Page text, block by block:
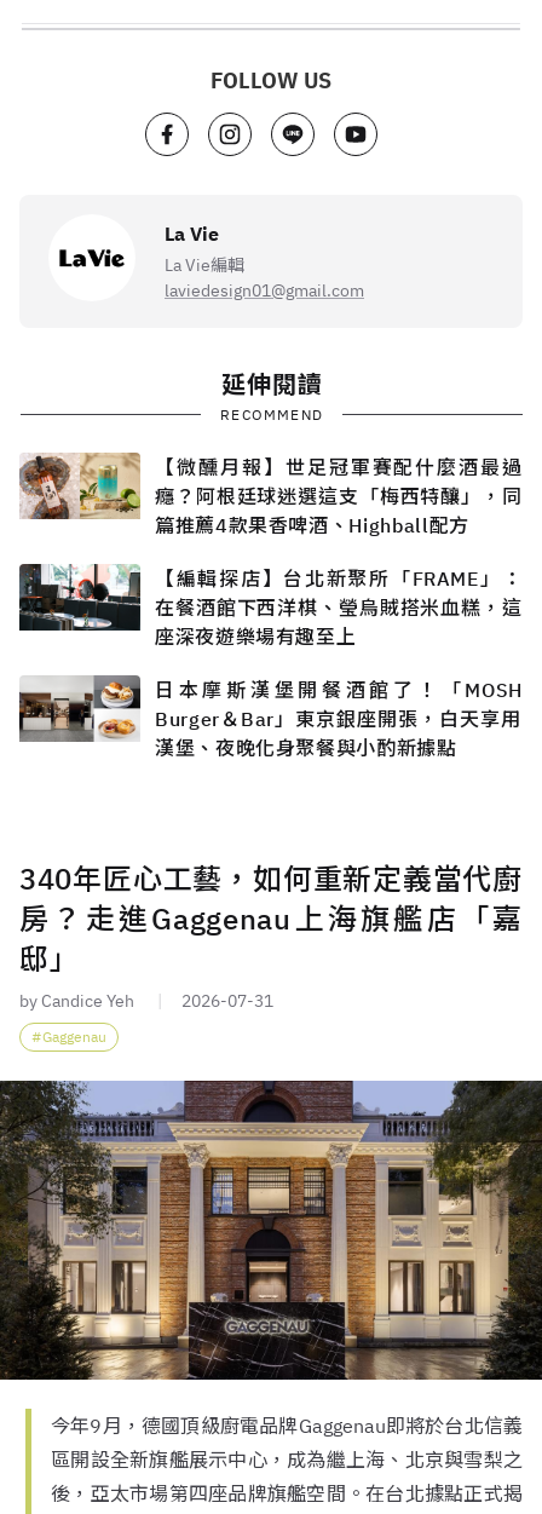
FOLLOW US
La Vie
La Vie編輯
laviedesign01@gmail.com
延伸閱讀
RECOMMEND
【微醺月報】世足冠軍賽配什麼酒最過
癮？阿根廷球迷選這支「梅西特釀」，同
篇推薦4款果香啤酒、Highball配方
【編輯探店】台北新聚所「FRAME」：
在餐酒館下西洋棋、瑩烏賊搭米血糕，這
座深夜遊樂場有趣至上
日本摩斯漢堡開餐酒館了！「MOSH
Burger＆Bar」東京銀座開張，白天享用
漢堡、夜晚化身聚餐與小酌新據點
340年匠心工藝，如何重新定義當代廚
房？走進Gaggenau上海旗艦店「嘉
邸」
by Candice Yeh 2026-07-31
Gaggenau
今年9月，德國頂級廚電品牌Gaggenau即將於台北信義
區開設全新旗艦展示中心，成為繼上海、北京與雪梨之
後，亞太市場第四座品牌旗艦空間。在台北據點正式揭